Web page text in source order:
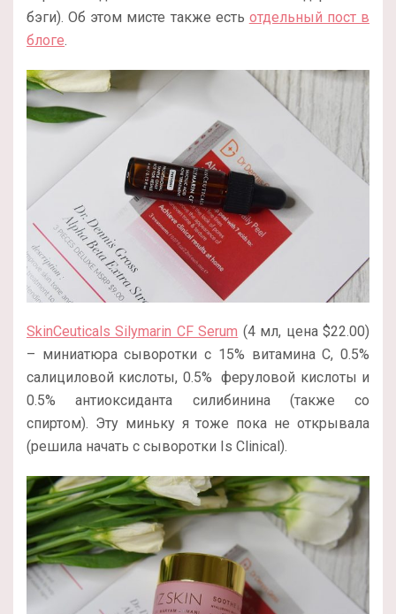
бэги). Об этом мисте также есть отдельный пост в
блоге.
SkinCeuticals Silymarin CF Serum (4 мл, цена $22.00)
– миниатюра сыворотки с 15% витамина С, 0.5%
салициловой кислоты, 0.5% феруловой кислоты и
0.5% антиоксиданта силибинина (также со
спиртом). Эту миньку я тоже пока не открывала
(решила начать с сыворотки Is Clinical).